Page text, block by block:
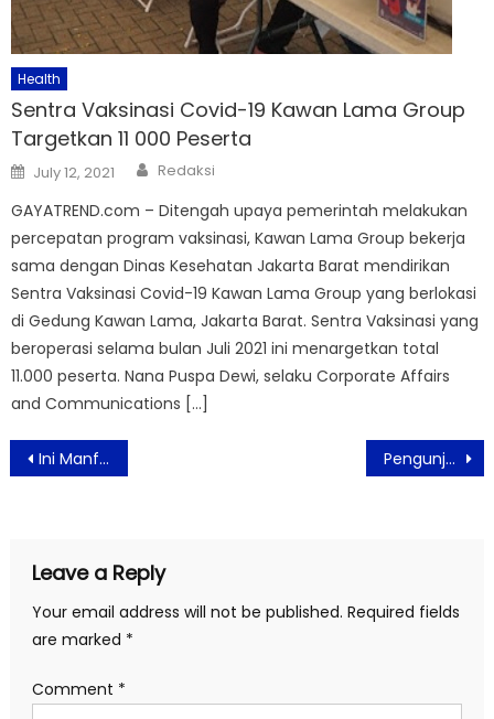
Health
Sentra Vaksinasi Covid-19 Kawan Lama Group
Targetkan 11 000 Peserta
Posted
on
July 12, 2021 Author
Redaksi
GAYATREND.com – Ditengah upaya pemerintah melakukan
percepatan program vaksinasi, Kawan Lama Group bekerja
sama dengan Dinas Kesehatan Jakarta Barat mendirikan
Sentra Vaksinasi Covid-19 Kawan Lama Group yang berlokasi
di Gedung Kawan Lama, Jakarta Barat. Sentra Vaksinasi yang
beroperasi selama bulan Juli 2021 ini menargetkan total
11.000 peserta. Nana Puspa Dewi, selaku Corporate Affairs
and Communications […]
Post
navigation
Ini Manfaat Olahraga Squat Bagi Kesehatan Tubuh Pengunjung TMII Masih Didominasi Wisatawan Asal Jabodetabek
Leave a Reply
Your email address will not be published. Required fields
are marked *
Comment *